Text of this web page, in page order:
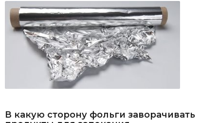
В какую сторону фольги заворачивать